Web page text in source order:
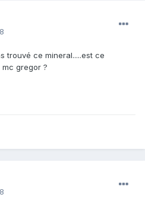
trouvé ce mineral.....est ce
gregor ?